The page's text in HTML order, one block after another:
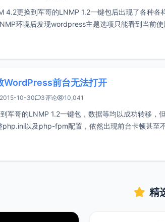
4.2更换到军哥的LNMP 1.2一键包后出现了各种
环境后发现wordpress主题选项只能看到当前
WordPress前台无法打开
2015-10-30 3评论 10,041
军哥的LNMP 1.2一键包，数据等均以成功转移
php.ini以及php-fpm配置，依然出现前台卡顿甚至
精